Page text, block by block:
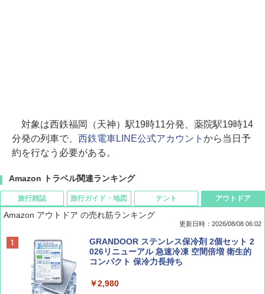
対象は西鉄福岡（天神）駅19時11分発、薬院駅19時14
分発の列車で、 西鉄電車LINE公式アカウント から当日予
約を行なう必要がある。
Amazon トラベル関連ランキング
旅行雑誌
BE-PAL(ビ-パル) 2026年 9 月号【特別付録:
SOTO ミニマル"旅"財布 ランダム2種】
旅行ガイド・地図
D40 地球の歩き方 チェンマイ タイ北部の魅
力的な町 2026～2027 地球の歩き方D アジア
テント
[キャンパーズコレクション 山善] ポップアッ
プテント 傘みたいに広げて畳める パッとサ
ッとサンシェード キューブ フルクローズ メ
&ハイキング カーキ PATC-150(KH)
アウトドア
Amazon アウトドア の売れ筋ランキング
更新日時：2026/08/08 06:02
GRANDOOR ステンレス保冷剤 2個セット 2
026リニューアル 急速冷凍 空間倍増 衛生的
コンパクト 保冷力長持ち
￥2,980